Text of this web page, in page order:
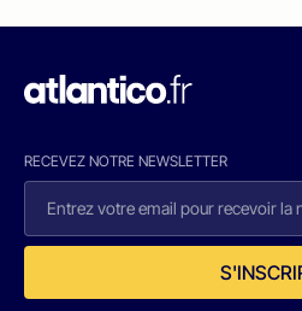
RECEVEZ NOTRE NEWSLETTER